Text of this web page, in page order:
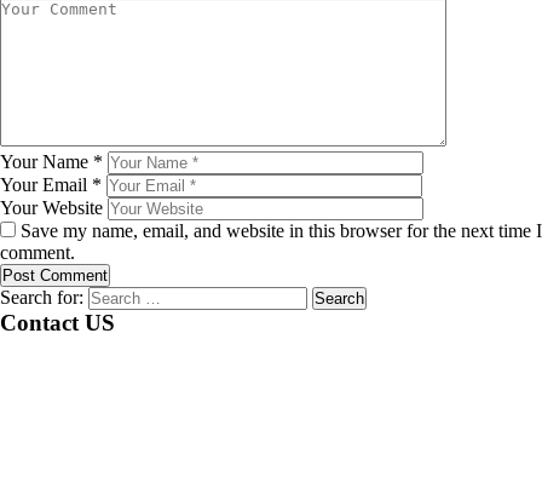
Your Name *
Your Email *
Your Website
Save my name, email, and website in this browser for the next time I
comment.
Search for:
Contact US